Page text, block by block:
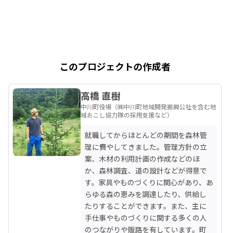
このプロジェクトの作成者
高橋 直樹
中川町役場（㈱中川町地域開発振興公社を含む地
域おこし協力隊の採用支援など）
就職してからほとんどの期間を森林管
理に費やしてきました。管理方針の立
案、木材の利用計画の作成などのほ
か、森林調査、道の設計などが得意で
す。家具やものづくりに関心があり、あ
らゆる森の恵みを調達したり、供給し
たりすることができます。また、主に
手仕事やものづくりに関する多くの人
のつながりや販路を有しています。町